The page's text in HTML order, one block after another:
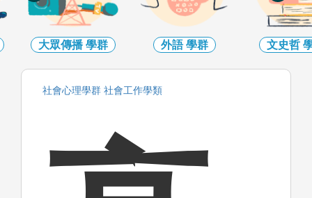
大眾傳播 學群 外語學群 文史哲
社會心理學群 社會工作學類